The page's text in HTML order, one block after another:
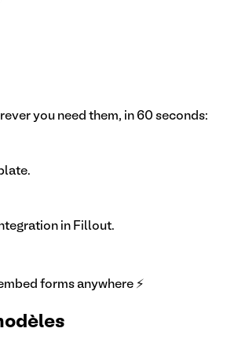
you need them, in 60 seconds:
in Fillout.
forms anywhere ⚡